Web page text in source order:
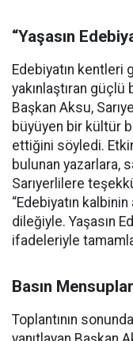
“Yaşasın
Edebiyatın kentleri
yakınlaştıran
Başkan Aksu,
büyüyen bir kültür
ettiğini söyledi.
bulunan yazarlara,
Sarıyerlilere
“Edebiyatın kalbinin
dileğiyle. Yaşasın
ifadeleriyle
Basın
Toplantının